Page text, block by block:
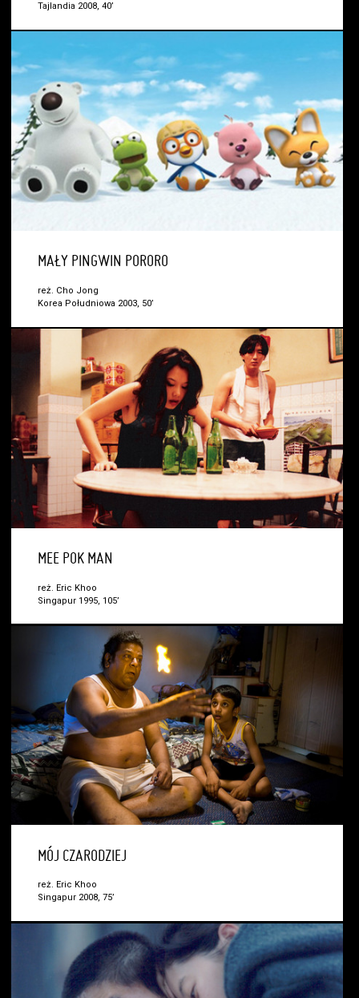
Tajlandia 2008, 40’
MAŁY PINGWIN PORORO
reż. Cho Jong
Korea Południowa 2003, 50’
MEE POK MAN
reż. Eric Khoo
Singapur 1995, 105’
MÓJ CZARODZIEJ
reż. Eric Khoo
Singapur 2008, 75’